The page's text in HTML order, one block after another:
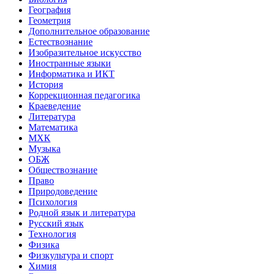
География
Геометрия
Дополнительное образование
Естествознание
Изобразительное искусство
Иностранные языки
Информатика и ИКТ
История
Коррекционная педагогика
Краеведение
Литература
Математика
МХК
Музыка
ОБЖ
Обществознание
Право
Природоведение
Психология
Родной язык и литература
Русский язык
Технология
Физика
Физкультура и спорт
Химия